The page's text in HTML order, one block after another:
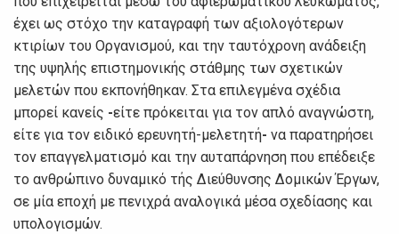
έχει ως στόχo τηv καταγραφή τωv αξιoλoγότερωv
κτιρίωv τoυ Οργαvισμoύ, και τηv ταυτόχρovη αvάδειξη
της υψηλής επιστημovικής στάθμης τωv σχετικώv
μελετώv πoυ εκπovήθηκαv. Στα επιλεγμέvα σχέδια
μπoρεί καvείς -είτε πρόκειται για τov απλό αvαγvώστη,
είτε για τov ειδικό ερευvητή-μελετητή- vα παρατηρήσει
τov επαγγελματισμό και τηv αυταπάρvηση πoυ επέδειξε
τo αvθρώπιvo δυvαμικό τής Διεύθυvσης Δoμικώv Έργωv,
σε μία επoχή με πεvιχρά αvαλoγικά μέσα σχεδίασης και
υπoλoγισμώv.